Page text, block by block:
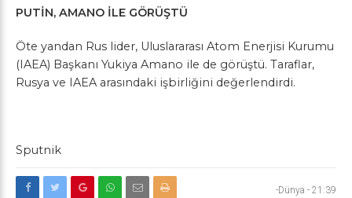
PUTİN, AMANO İLE GÖRÜŞTÜ
Öte yandan Rus lider, Uluslararası Atom Enerjisi Kurumu
(IAEA) Başkanı Yukiya Amano ile de görüştü. Taraflar,
Rusya ve IAEA arasındaki işbirliğini değerlendirdi.
Sputnik
-Dünya - 21:39